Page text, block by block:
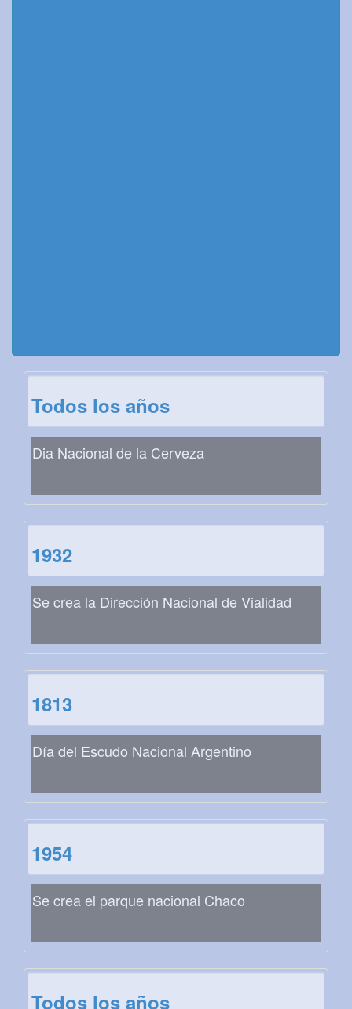
Todos los años
Dia Nacional de la Cerveza
1932
Se crea la Dirección Nacional de Vialidad
1813
Día del Escudo Nacional Argentino
1954
Se crea el parque nacional Chaco
Todos los años